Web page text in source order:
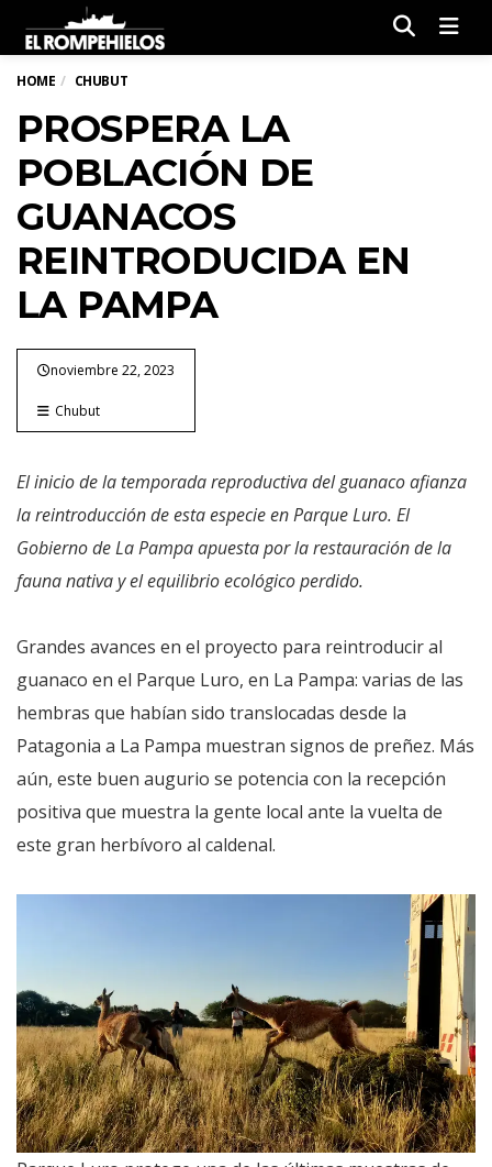
HOME CHUBUT
PROSPERA LA
POBLACIÓN DE
GUANACOS
REINTRODUCIDA EN
LA PAMPA
noviembre 22, 2023
Chubut
El inicio de la temporada reproductiva del guanaco afianza
la reintroducción de esta especie en Parque Luro. El
Gobierno de La Pampa apuesta por la restauración de la
fauna nativa y el equilibrio ecológico perdido.
Grandes avances en el proyecto para reintroducir al
guanaco en el Parque Luro, en La Pampa: varias de las
hembras que habían sido translocadas desde la
Patagonia a La Pampa muestran signos de preñez. Más
aún, este buen augurio se potencia con la recepción
positiva que muestra la gente local ante la vuelta de
este gran herbívoro al caldenal.